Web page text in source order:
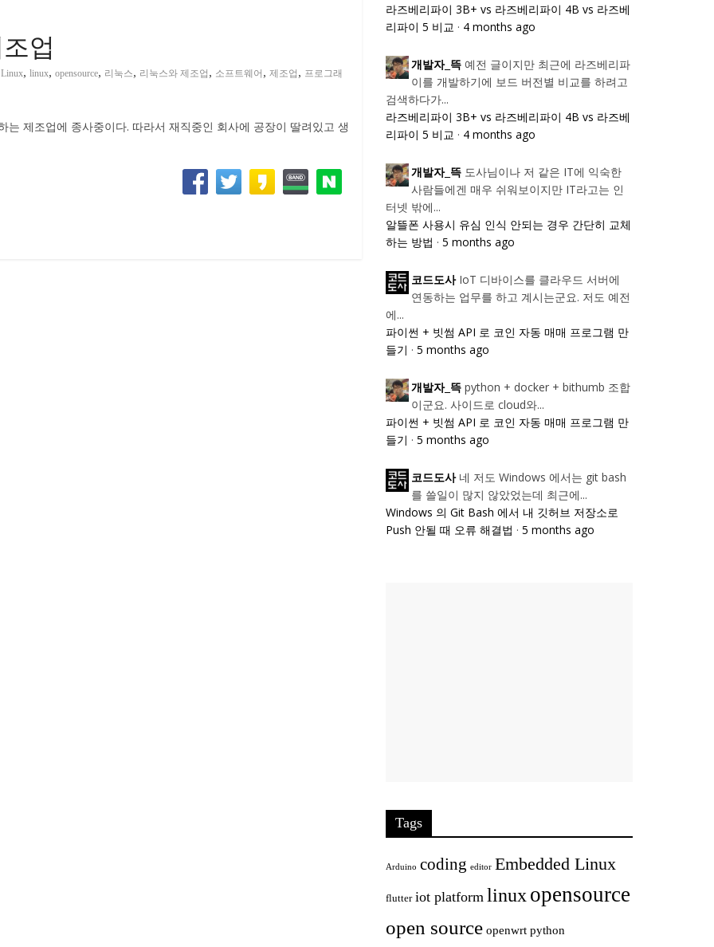
업
Linux, linux, opensource, 리눅스, 리눅스와 제조업 , 소프트웨어 , 제조업 , 프로그래
제조업에 종사중이다. 따라서 재직중인 회사에 공장이 딸려있고 생
라즈베리파이 3B+ vs 라즈베리파이 4B vs 라즈베
리파이 5 비교 · 4 months ago
개발자_뜩 예전 글이지만 최근에 라즈베리파
이를 개발하기에 보드 버전별 비교를 하려고
검색하다가...
라즈베리파이 3B+ vs 라즈베리파이 4B vs 라즈베
리파이 5 비교 · 4 months ago
개발자_뜩 도사님이나 저 같은 IT에 익숙한
사람들에겐 매우 쉬워보이지만 IT라고는 인
터넷 밖에...
알뜰폰 사용시 유심 인식 안되는 경우 간단히 교체
하는 방법 · 5 months ago
코드도사 IoT 디바이스를 클라우드 서버에
연동하는 업무를 하고 계시는군요. 저도 예전
에...
파이썬 + 빗썸 API 로 코인 자동 매매 프로그램 만
들기 · 5 months ago
개발자_뜩 python + docker + bithumb 조합
이군요. 사이드로 cloud와...
파이썬 + 빗썸 API 로 코인 자동 매매 프로그램 만
들기 · 5 months ago
코드도사 네 저도 Windows 에서는 git bash
를 쓸일이 많지 않았었는데 최근에...
Windows 의 Git Bash 에서 내 깃허브 저장소로
Push 안될 때 오류 해결법 · 5 months ago
Tags
Arduino coding editor Embedded Linux
flutter iot platform linux opensource
open source openwrt python